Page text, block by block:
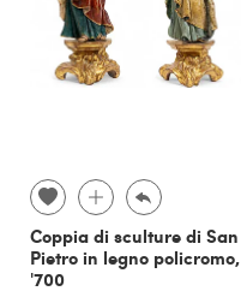
Coppia di sculture di San
Pietro in legno policromo,
'700